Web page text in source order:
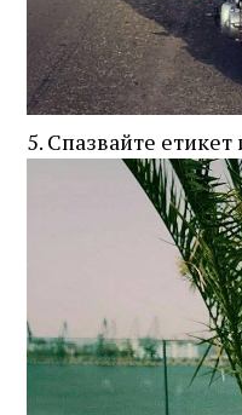
5. Спазвайте